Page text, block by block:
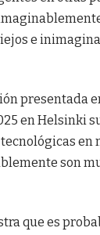
e
presentada
en Helsinki
en
son
que es